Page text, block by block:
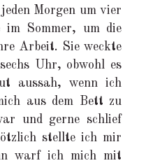
Morgen um vier
Sommer, um die
Arbeit. Sie weckte
Uhr, obwohl es
aussah, wenn ich
aus dem Bett zu
und gerne schlief
stellte ich mir
warf ich mich mit